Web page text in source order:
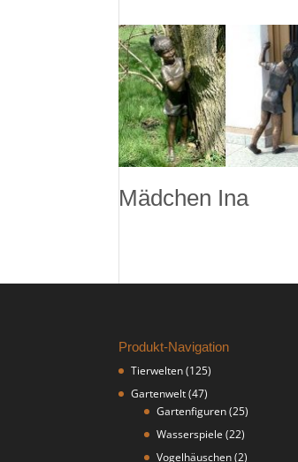
Mädchen Ina
Produkt-Navigation
Tierwelten (125)
Gartenwelt (47)
Gartenfiguren (25)
Wasserspiele (22)
Vogelhäuschen (2)